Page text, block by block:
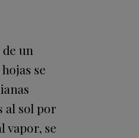
un
se
al sol por
vapor, se